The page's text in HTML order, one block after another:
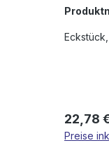
22,78
Preise